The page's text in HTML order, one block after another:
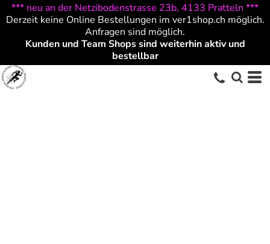
*** neu an der Netzibodenstrasse 23b, 4133 Pratteln ***
Derzeit keine Online Bestellungen im ver1shop.ch möglich.
Anfragen sind möglich.
Kunden und Team Shops sind weiterhin aktiv und
bestellbar